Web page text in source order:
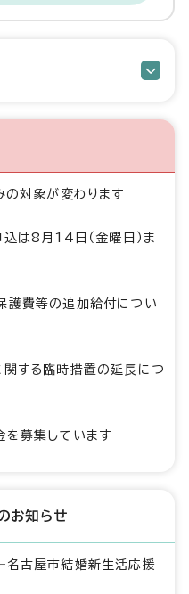
対象が変わります
は8月14日（金曜日）ま
護費等の追加給付につい
関する臨時措置の延長につ
募集しています
お知らせ
古屋市結婚新生活応援